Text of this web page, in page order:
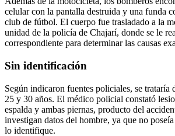
celular con la pantalla destruida y una funda
club de fútbol. El cuerpo fue trasladado a la
unidad de la policía de Chajarí, donde se le
correspondiente para determinar las causas
Sin identificación
Según indicaron fuentes policiales, se trataría
25 y 30 años. El médico policial constató
espalda y ambas piernas, producto del
investigan datos del hombre, ya que no
lo identifique.